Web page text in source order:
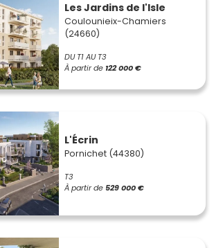
Les Jardins de l'Isle
Coulounieix-Chamiers
(24660)
DU T1 AU T3
À partir de 122 000 €
L'Écrin
Pornichet (44380)
T3
À partir de529 000 €